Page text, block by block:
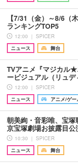
【7/31（金）～8/6（
ランキングTOP5
12:00 ｜ SPICER
ニュース
舞台
TVアニメ『マジカル
ービジュアル（リュ
12:00 ｜ SPICER
ニュース
アニメ/ゲー
朝美絢・音彩唯、宝
京宝塚劇場お披露目
10:30 ｜ SPICER
ニュース
舞台